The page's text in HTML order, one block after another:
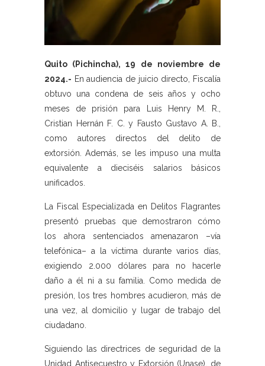
Quito (Pichincha), 19 de noviembre de
2024.- En audiencia de juicio directo, Fiscalía
obtuvo una condena de seis años y ocho
meses de prisión para Luis Henry M. R.,
Cristian Hernán F. C. y Fausto Gustavo A. B.,
como autores directos del delito de
extorsión. Además, se les impuso una multa
equivalente a dieciséis salarios básicos
unificados.
La Fiscal Especializada en Delitos Flagrantes
presentó pruebas que demostraron cómo
los ahora sentenciados amenazaron –vía
telefónica– a la víctima durante varios días,
exigiendo 2.000 dólares para no hacerle
daño a él ni a su familia. Como medida de
presión, los tres hombres acudieron, más de
una vez, al domicilio y lugar de trabajo del
ciudadano.
Siguiendo las directrices de seguridad de la
Unidad Antisecuestro y Extorsión (Unase), de